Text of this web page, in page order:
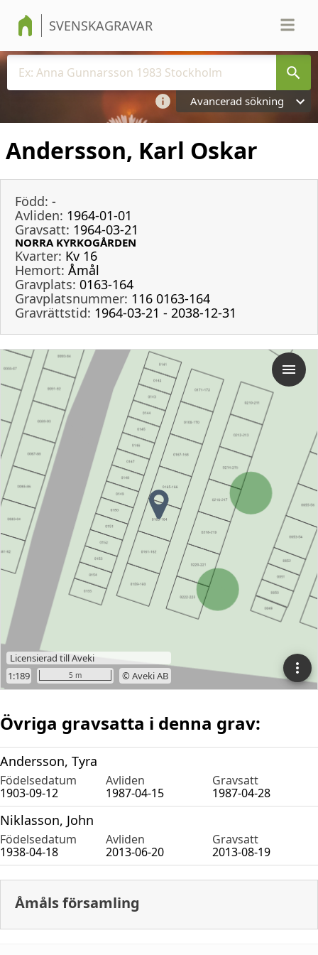
SVENSKAGRAVAR
Avancerad sökning
Andersson, Karl Oskar
Född: -
Avliden: 1964-01-01
Gravsatt: 1964-03-21
NORRA KYRKOGÅRDEN
Kvarter: Kv 16
Hemort: Åmål
Gravplats: 0163-164
Gravplatsnummer: 116 0163-164
Gravrättstid: 1964-03-21 - 2038-12-31
Övriga gravsatta i denna grav:
Andersson, Tyra
Födelsedatum Avliden
Gravsatt
1903-09-12
1987-04-15 1987-04-28
Niklasson, John
Födelsedatum Avliden
Gravsatt
1938-04-18
2013-06-20 2013-08-19
Åmåls församling